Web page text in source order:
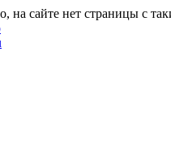
на сайте нет страницы с